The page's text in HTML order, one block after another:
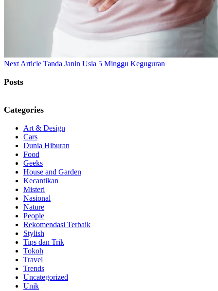
Next Article Next
Tanda Janin Usia 5 Minggu Keguguran
Posts
Categories
Art & Design
Cars
Dunia Hiburan
Food
Geeks
House and Garden
Kecantikan
Misteri
Nasional
Nature
People
Rekomendasi Terbaik
Stylish
Tips dan Trik
Tokoh
Travel
Trends
Uncategorized
Unik